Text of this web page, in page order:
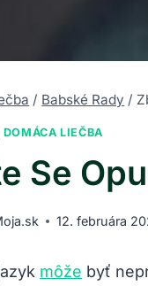
/ Babské Rady /
DOMÁCA LIEČBA
Se
12. februára
môže byť